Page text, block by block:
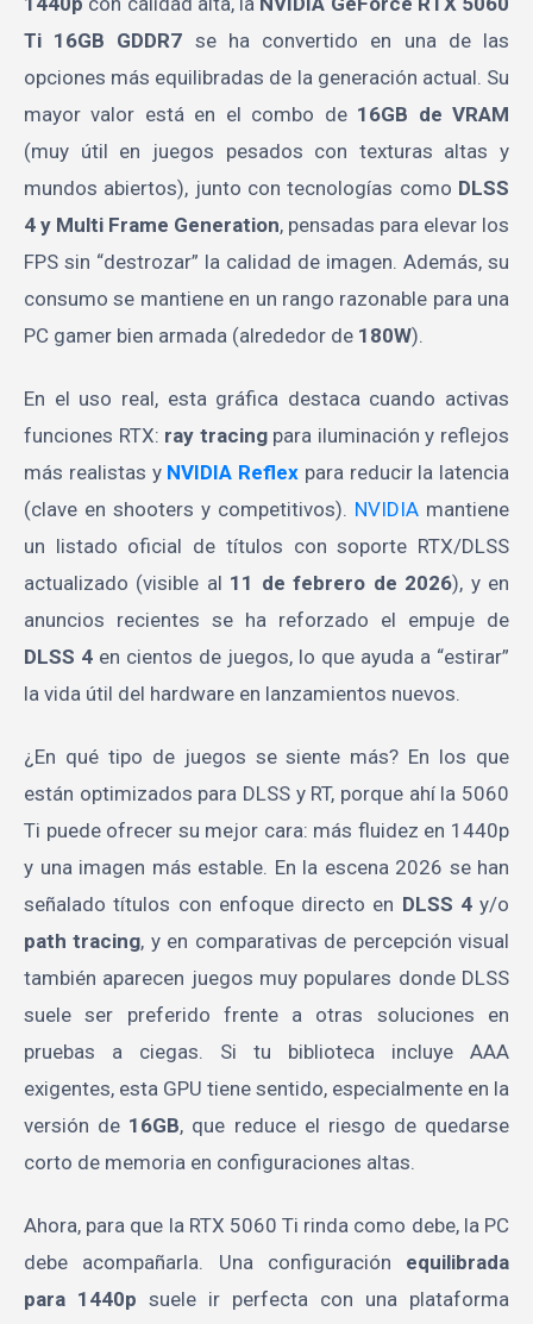
Ti 16GB GDDR7 se ha convertido en una de las
opciones más equilibradas de la generación actual. Su
mayor valor está en el combo de 16GB de VRAM
(muy útil en juegos pesados con texturas altas y
mundos abiertos), junto con tecnologías como DLSS
4 y Multi Frame Generation, pensadas para elevar los
FPS sin “destrozar” la calidad de imagen. Además, su
consumo se mantiene en un rango razonable para una
PC gamer bien armada (alrededor de 180W).
En el uso real, esta gráfica destaca cuando activas
funciones RTX: ray tracingpara iluminación y reflejos
más realistas y NVIDIA Reflex para reducir la latencia
(clave en shooters y competitivos). NVIDIA mantiene
un listado oficial de títulos con soporte RTX/DLSS
actualizado (visible al 11 de febrero de 2026), y en
anuncios recientes se ha reforzado el empuje de
DLSS 4 en cientos de juegos, lo que ayuda a “estirar”
la vida útil del hardware en lanzamientos nuevos.
¿En qué tipo de juegos se siente más? En los que
están optimizados para DLSS y RT, porque ahí la 5060
Ti puede ofrecer su mejor cara: más fluidez en 1440p
y una imagen más estable. En la escena 2026 se han
señalado títulos con enfoque directo en DLSS 4y/o
path tracing, y en comparativas de percepción visual
también aparecen juegos muy populares donde DLSS
suele ser preferido frente a otras soluciones en
pruebas a ciegas. Si tu biblioteca incluye AAA
exigentes, esta GPU tiene sentido, especialmente en la
versión de 16GB, que reduce el riesgo de quedarse
corto de memoria en configuraciones altas.
Ahora, para que la RTX 5060 Ti rinda como debe, la PC
debe acompañarla. Una configuración equilibrada
para 1440p suele ir perfecta con una plataforma